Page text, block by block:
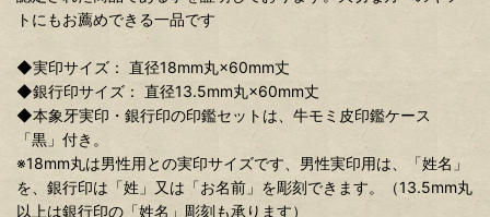
トにもお薦めできる一品です
◆実印サイズ： 直径18mm丸×60mm丈
◆銀行印サイズ： 直径13.5mm丸×60mm丈
◆本象牙実印・銀行印の印鑑セットは、牛モミ皮印鑑ケース
「黒」付き。
※18mm丸は男性用との実印サイズです、男性実印用は、「姓名」
を、銀行印は「姓」又は「お名前」を彫刻できます。（13.5mm丸
以上は銀行印の「姓名」彫刻も承ります）